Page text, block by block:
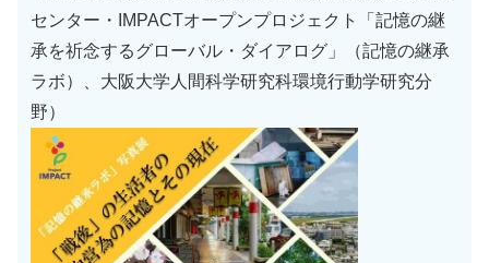
センター・IMPACTオープンプロジェクト「記憶の継
承を祈念するグローバル・ダイアログ」（記憶の継承
ラボ）、大阪大学人間科学研究科環境行動学研究分
野）